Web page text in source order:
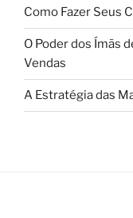
Como Fazer Seus
O Poder dos Ímãs
Vendas
A Estratégia das